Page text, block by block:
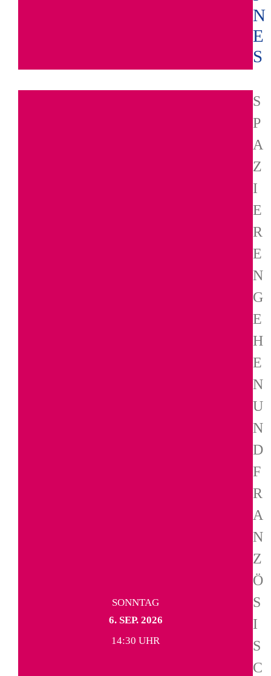
N
E
S
SONNTAG
6. SEP. 2026
14:30 UHR
S
P
A
Z
I
E
R
E
N
G
E
H
E
N
U
N
D
F
R
A
N
Z
Ö
S
I
S
C